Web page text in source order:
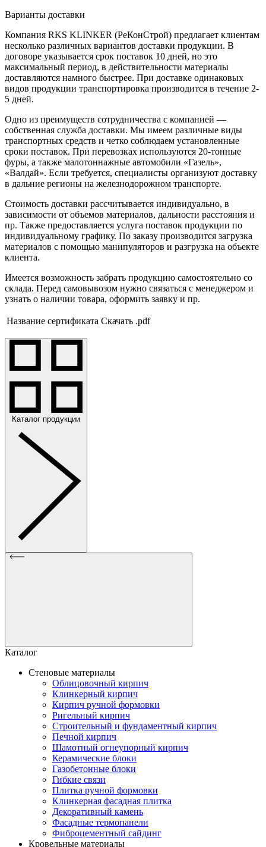
Варианты доставки
Компания RKS KLINKER (РеКонСтрой) предлагает клиентам
несколько различных вариантов доставки продукции. В
договоре указывается срок поставок 10 дней, но это
максимальный период, в действительности материалы
доставляются намного быстрее. При доставке одинаковых
видов продукции транспортировка производится в течение 2-
5 дней.
Одно из преимуществ сотрудничества с компанией —
собственная служба доставки. Мы имеем различные виды
транспортных средств и четко соблюдаем установленные
сроки поставок. При перевозках используются 20-тонные
фуры, а также малотоннажные автомобили «Газель»,
«Валдай». Если требуется, специалисты организуют доставку
в дальние регионы на железнодорожном транспорте.
Стоимость доставки рассчитывается индивидуально, в
зависимости от объемов материалов, дальности расстояния и
пр. Также предоставляется услуга поставок продукции по
индивидуальному графику. По заказу производится загрузка
материалов с помощью манипуляторов и разгрузка на объекте
клиента.
Имеется возможность забрать продукцию самостоятельно со
склада. Перед самовывозом нужно связаться с менеджером и
узнать о наличии товара, оформить заявку и пр.
Название сертификата Скачать .pdf
Каталог продукции
Каталог
Стеновые материалы
Облицовочный кирпич
Клинкерный кирпич
Кирпич ручной формовки
Ригельный кирпич
Строительный и фундаментный кирпич
Печной кирпич
Шамотный огнеупорный кирпич
Керамические блоки
Газобетонные блоки
Гибкие связи
Плитка ручной формовки
Клинкерная фасадная плитка
Декоративный камень
Фасадные термопанели
Фиброцементный сайдинг
Кровельные материалы